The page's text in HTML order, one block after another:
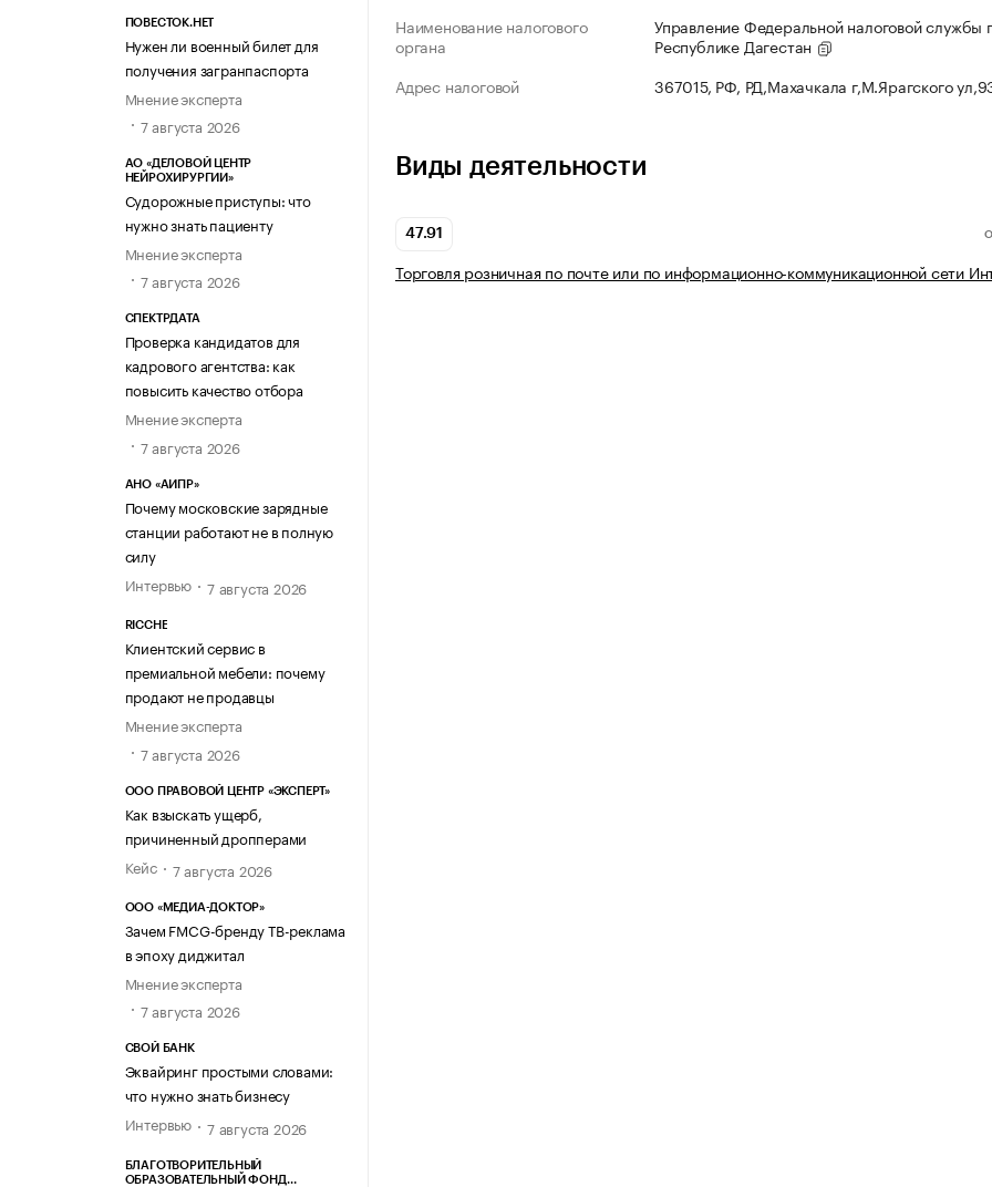
ПОВЕСТОК.НЕТ
Нужен ли военный билет для
получения загранпаспорта
Мнение эксперта
7 августа 2026
АО «ДЕЛОВОЙ ЦЕНТР
НЕЙРОХИРУРГИИ»
Судорожные приступы: что
нужно знать пациенту
Мнение эксперта
7 августа 2026
СПЕКТРДАТА
Проверка кандидатов для
кадрового агентства: как
повысить качество отбора
Мнение эксперта
7 августа 2026
АНО «АИПР»
Почему московские зарядные
станции работают не в полную
силу
Интервью
7 августа 2026
RICCHE
Клиентский сервис в
премиальной мебели: почему
продают не продавцы
Мнение эксперта
7 августа 2026
ООО ПРАВОВОЙ ЦЕНТР «ЭКСПЕРТ»
Как взыскать ущерб,
причиненный дропперами
Кейс
7 августа 2026
ООО «МЕДИА-ДОКТОР»
Зачем FMCG-бренду ТВ-реклама
в эпоху диджитал
Мнение эксперта
7 августа 2026
СВОЙ БАНК
Эквайринг простыми словами:
что нужно знать бизнесу
Интервью
7 августа 2026
БЛАГОТВОРИТЕЛЬНЫЙ
ОБРАЗОВАТЕЛЬНЫЙ ФОНД
Наименование налогового
органа
Управление Федеральной налоговой службы
Республике Дагестан
Адрес налоговой
367015, РФ, РД,Махачкала г,М.Ярагского
Виды деятельности
47.91
Торговля розничная по почте или по информационно-коммуникационной сети